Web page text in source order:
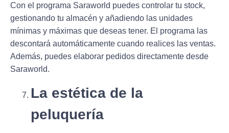
Con el programa Saraworld puedes controlar tu stock,
gestionando tu almacén y añadiendo las unidades
mínimas y máximas que deseas tener. El programa las
descontará automáticamente cuando realices las ventas.
Además, puedes elaborar pedidos directamente desde
Saraworld.
La estética de la
peluquería